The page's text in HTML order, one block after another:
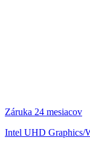
Záruka 24 mesiacov
Intel UHD Graphics/